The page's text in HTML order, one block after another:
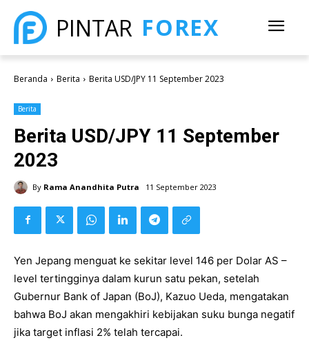
PINTAR FOREX
Beranda Berita Berita USD/JPY 11 September 2023
Berita
Berita USD/JPY 11 September
2023
By Rama Anandhita Putra 11 September 2023
Yen Jepang menguat ke sekitar level 146 per Dolar AS –
level tertingginya dalam kurun satu pekan, setelah
Gubernur Bank of Japan (BoJ), Kazuo Ueda, mengatakan
bahwa BoJ akan mengakhiri kebijakan suku bunga negatif
jika target inflasi 2% telah tercapai.